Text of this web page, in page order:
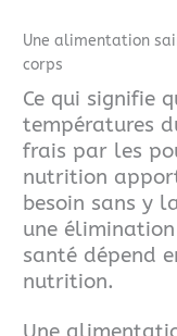
Une alimentation
corps
Ce qui signifie
températures
frais par les
nutrition
besoin sans y
une
santé dépend
nutrition.